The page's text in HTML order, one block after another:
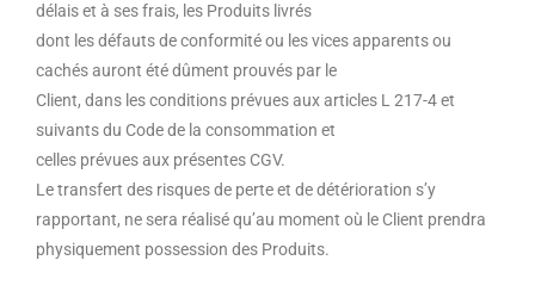
délais et à ses frais, les Produits livrés
dont les défauts de conformité ou les vices apparents ou
cachés auront été dûment prouvés par le
Client, dans les conditions prévues aux articles L 217-4 et
suivants du Code de la consommation et
celles prévues aux présentes CGV.
Le transfert des risques de perte et de détérioration s’y
rapportant, ne sera réalisé qu’au moment où le Client prendra
physiquement possession des Produits.